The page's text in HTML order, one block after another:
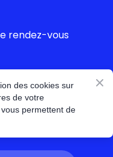
rendez-vous
des cookies sur
de votre
permettent de